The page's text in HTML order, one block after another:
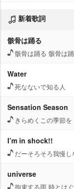
新着歌詞
骸骨は踊る
骸骨は踊る 骸骨は
Water
死なないで知る人
Sensation Season
きらめくこの季節を
I’m in shock!!
だーそろそろ我慢し
universe
拘束する雨 時とは